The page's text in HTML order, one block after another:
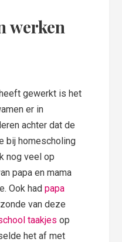
werken
gewerkt is het
er in
achter dat de
bij homescholing
nog veel op
papa en mama
Ook hadpapa
van deze
taakjesop
het af met